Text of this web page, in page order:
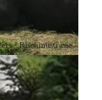
- Rischinustrasse